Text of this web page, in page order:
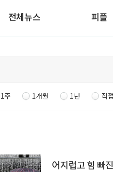
전체뉴스 피플
1주 1개월 1년 직
어지럽고 힘 빠